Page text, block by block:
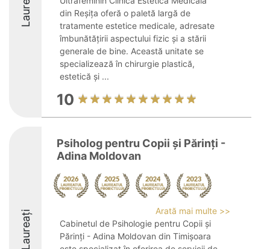
din Reșița oferă o paletă largă de
tratamente estetice medicale, adresate
îmbunătățirii aspectului fizic și a stării
generale de bine. Această unitate se
specializează în chirurgie plastică,
estetică și ...
10
Laureați
Psiholog pentru Copii și Părinți -
Adina Moldovan
Arată mai multe >>
Cabinetul de Psihologie pentru Copii și
Părinți - Adina Moldovan din Timișoara